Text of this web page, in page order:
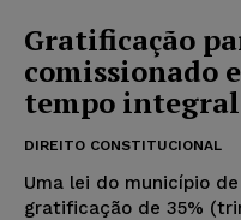
Gratificação
comissionado
tempo
DIREITO CONSTITUCIONAL
Uma lei do município
gratificação de 35%